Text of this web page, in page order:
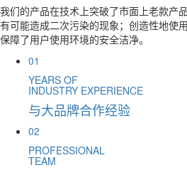
我们的产品在技术上突破了市面上老款产
有可能造成二次污染的现象；创造性地使
保障了用户使用环境的安全洁净。
01
YEARS OF
INDUSTRY EXPERIENCE
与大品牌合作经验
02
PROFESSIONAL
TEAM